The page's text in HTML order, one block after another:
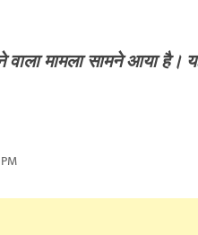
मामला सामने आया है।